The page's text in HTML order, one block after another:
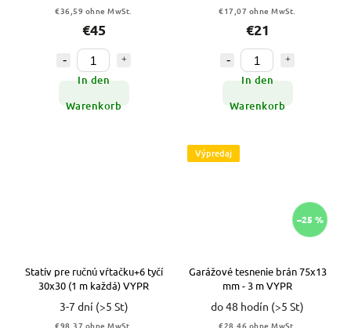
€36,59 ohne MwSt.
€45
In den
Warenkorb
€17,07 ohne MwSt.
€21
In den
Warenkorb
Statív pre ručnú vŕtačku+6 tyčí
30x30 (1 m každá) VYPR
3-7 dní (>5 St)
€98,37 ohne MwSt.
Výpredaj
–25 %
Garážové tesnenie brán 75x13
mm - 3 m VYPR
do 48 hodín (>5 St)
€28,46 ohne MwSt.